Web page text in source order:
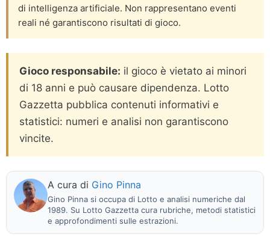
di intelligenza artificiale. Non rappresentano eventi
reali né garantiscono risultati di gioco.
Gioco responsabile: il gioco è vietato ai minori
di 18 anni e può causare dipendenza. Lotto
Gazzetta pubblica contenuti informativi e
statistici: numeri e analisi non garantiscono
vincite.
A cura di Gino Pinna
Gino Pinna si occupa di Lotto e analisi numeriche dal
1989. Su Lotto Gazzetta cura rubriche, metodi statistici
e approfondimenti sulle estrazioni.